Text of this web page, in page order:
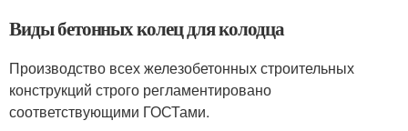
Виды бетонных колец для колодца
Производство всех железобетонных строительных
конструкций строго регламентировано
соответствующими ГОСТами.